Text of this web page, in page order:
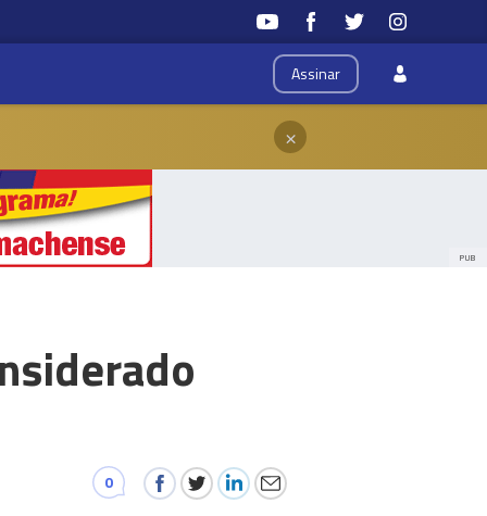
Assinar
×
PUB
0